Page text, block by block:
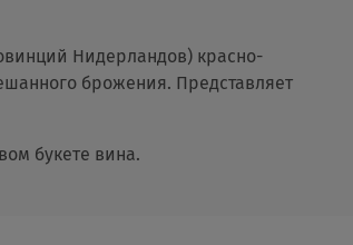
Нидерландов) красно-
брожения. Представляет
букете вина.